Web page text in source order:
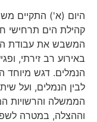
היום (א') התקיים
קהילת הים תרחישי
המשבש את עבודת
באירוע רב זירתי,
הנמלים. דגש מיוחד
לבין הנמלים, ועל
הממשלה והרשויות
וההצלה, במטרה